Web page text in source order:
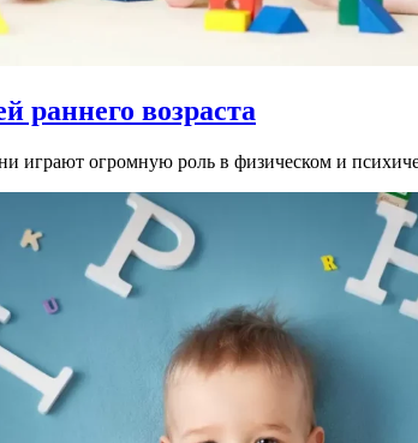
раннего возраста
играют огромную роль в физическом и